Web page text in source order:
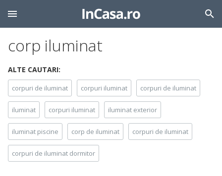
corp iluminat
ALTE CAUTARI:
corpuri de iluminat corpuri iluminat corpuri de iluminat
iluminat corpuri iluminat iluminat exterior
iluminat piscine corp de iluminat corpuri de iluminat
corpuri de iluminat dormitor